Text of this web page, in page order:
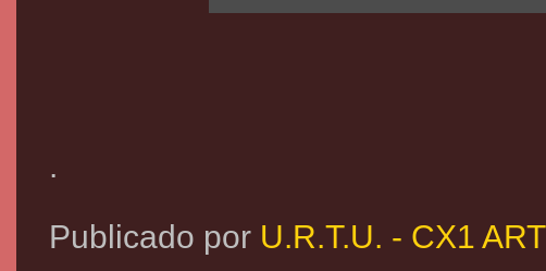
.
Publicado por U.R.T.U. - CX1 ART